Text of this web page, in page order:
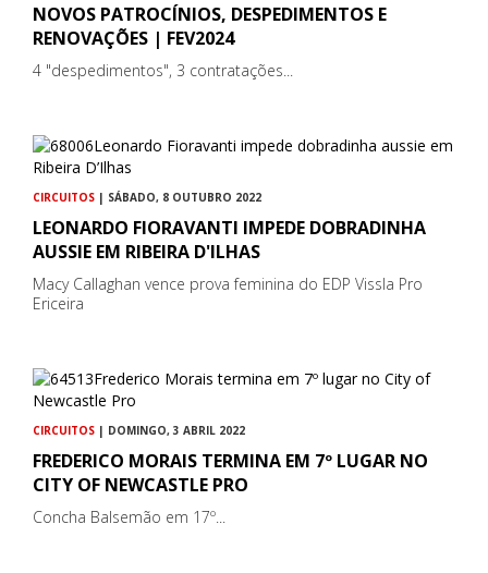
NOVOS PATROCÍNIOS, DESPEDIMENTOS E
RENOVAÇÕES | FEV2024
4 "despedimentos", 3 contratações...
CIRCUITOS | SÁBADO, 8 OUTUBRO 2022
LEONARDO FIORAVANTI IMPEDE DOBRADINHA
AUSSIE EM RIBEIRA D'ILHAS
Macy Callaghan vence prova feminina do EDP Vissla Pro
Ericeira
CIRCUITOS | DOMINGO, 3 ABRIL 2022
FREDERICO MORAIS TERMINA EM 7º LUGAR NO
CITY OF NEWCASTLE PRO
Concha Balsemão em 17º...